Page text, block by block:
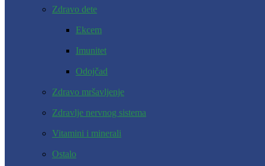
Zdravo dete
Ekcem
Imunitet
Odojčad
Zdravo mršavljenje
Zdravlje nervnog sistema
Vitamini i minerali
Ostalo